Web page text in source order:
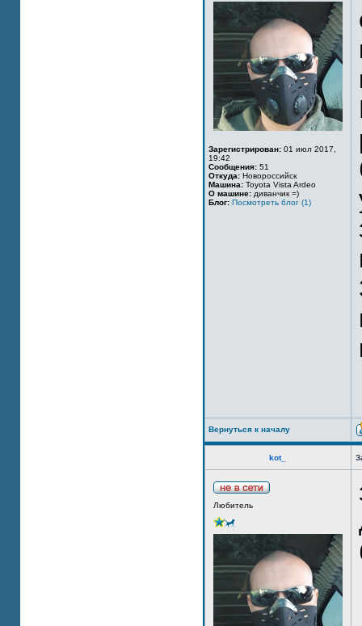
Зарегистрирован: 01 июл 2017,
19:42
Сообщения: 51
Откуда: Новороссийск
Машина: Toyota Vista Ardeo
О машине: диванчик =)
Блог: Посмотреть блог (1)
Вернуться к началу
kot_
Любитель